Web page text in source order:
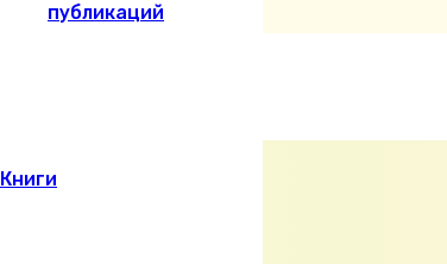
публикаций
Книги